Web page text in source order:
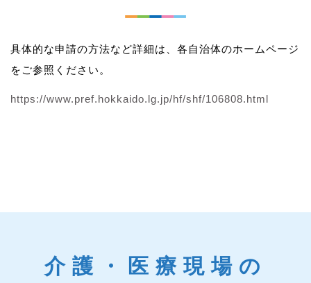
具体的な申請の方法など詳細は、各自治体のホームページ
をご参照ください。
https://www.pref.hokkaido.lg.jp/hf/shf/106808.html
介護・医療現場の